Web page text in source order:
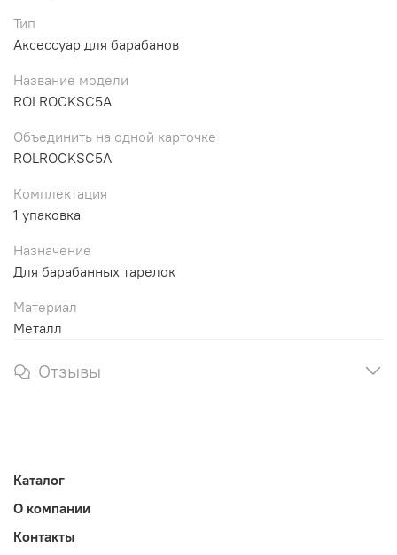
Тип
Аксессуар для барабанов
Название модели
ROLROCKSC5A
Объединить на одной карточке
ROLROCKSC5A
Комплектация
1 упаковка
Назначение
Для барабанных тарелок
Материал
Металл
Отзывы
Каталог
О компании
Контакты